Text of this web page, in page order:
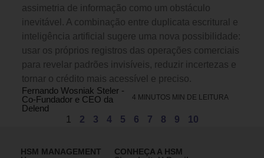
assimetria de informação como um obstáculo
inevitável. A combinação entre duplicata escritural e
inteligência artificial sugere uma nova possibilidade:
usar os próprios registros das operações comerciais
para revelar padrões invisíveis, reduzir incertezas e
tornar o crédito mais acessível e preciso.
Fernando Wosniak Steler -
Co-Fundador e CEO da
Delend
4 MINUTOS MIN DE LEITURA
1 2 3 4 5 6 7 8 9 10
HSM MANAGEMENT
CONHEÇA A HSM